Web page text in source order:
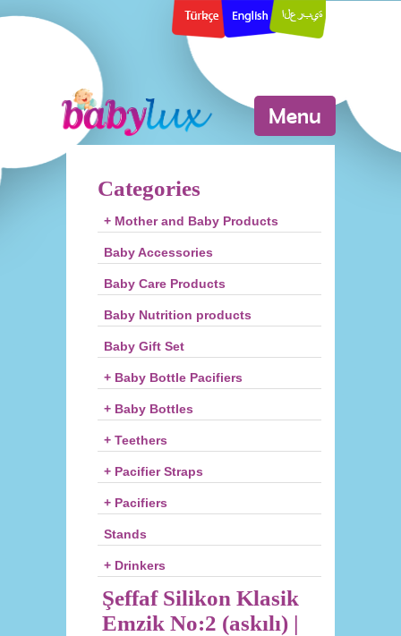
Menu
Categories
+ Mother and Baby Products
Baby Accessories
Baby Care Products
Baby Nutrition products
Baby Gift Set
+ Baby Bottle Pacifiers
+ Baby Bottles
+ Teethers
+ Pacifier Straps
+ Pacifiers
Stands
+ Drinkers
Şeffaf Silikon Klasik
Emzik No:2 (askılı) |